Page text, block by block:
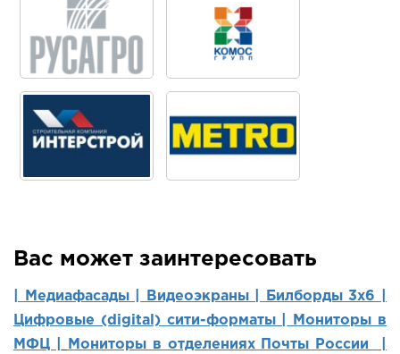
Вас может заинтересовать
| Медиафасады | Видеоэкраны |
Билборды 3х6 |
Цифровые (digital) сити-форматы |
Мониторы в
МФЦ |
Мониторы в отделениях Почты России |